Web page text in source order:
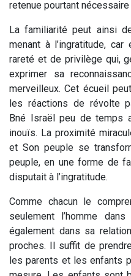
retenue pourtant
La familiarité peut ainsi
menant à l’ingratitude,
rareté et de privilège qui,
exprimer sa
merveilleux. Cet écueil
les réactions de révolte
Bné Israël peu de temps
inouïs. La proximité
et Son peuple se
peuple, en une forme de
disputait à l’ingratitude.
Comme chacun le
seulement l’homme
également dans sa
proches. Il suffit de
les parents et les enfants